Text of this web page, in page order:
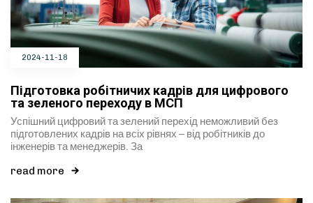
2024-11-18
Підготовка робітничих кадрів для цифрового
та зеленого переходу в МСП
Успішний цифровий та зелений перехід неможливий без
підготовлених кадрів на всіх рівнях – від робітників до
інженерів та менеджерів. За
read more